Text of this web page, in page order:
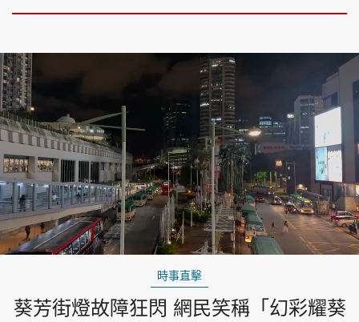
Unmute Loaded
100.00%
時事直擊
葵芳街燈故障狂閃 網民笑稱「幻彩耀葵